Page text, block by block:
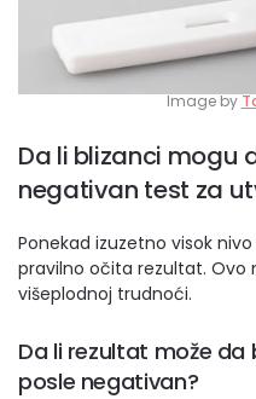
Image by
Da li blizanci mogu
negativan test za
Ponekad izuzetno visok
pravilno očita rezultat. Ovo
višeplodnoj trudnoći.
Da li rezultat može
posle negativan?